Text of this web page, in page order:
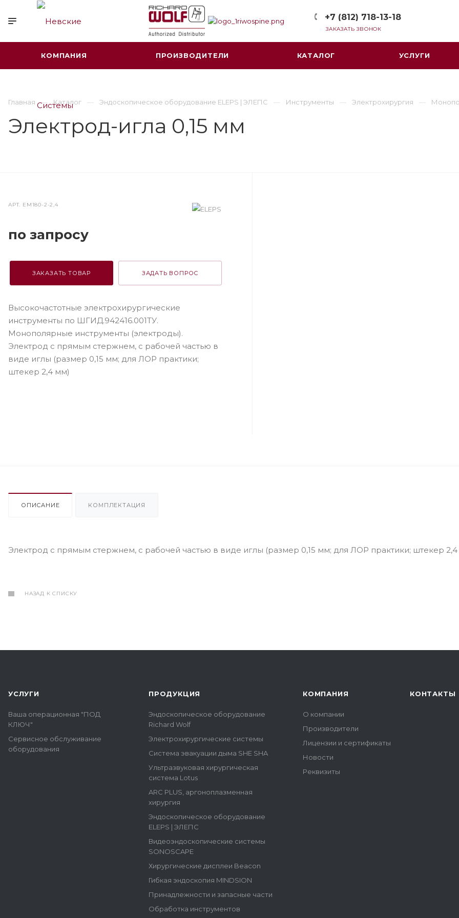
+7 (812) 718-13-18
ЗАКАЗАТЬ ЗВОНОК
КОМПАНИЯ ПРОИЗВОДИТЕЛИ КАТАЛОГ УСЛУГИ
Главная Каталог Эндоскопическое оборудование ELEPS | ЭЛЕПС Инструменты Электрохирургия
Электрод-игла 0,15 мм
АРТ. ЕМ180-2-2,4
по запросу
ЗАКАЗАТЬ ТОВАР ЗАДАТЬ ВОПРОС
Высокочастотные электрохирургические
инструменты по ШГИД.942416.001ТУ.
Монополярные инструменты (электроды).
Электрод c прямым стержнем, c рабочей частью в
виде иглы (размер 0,15 мм; для ЛОР практики;
штекер 2,4 мм)
ОПИСАНИЕ КОМПЛЕКТАЦИЯ
Электрод c прямым стержнем, c рабочей частью в виде иглы (размер 0,15 мм; для ЛОР практики; штекер
НАЗАД К СПИСКУ
УСЛУГИ
Ваша операционная "ПОД
КЛЮЧ"
Сервисное обслуживание
оборудования
ПРОДУКЦИЯ
Эндоскопическое оборудование
Richard Wolf
Электрохирургические системы
Система эвакуации дыма SHE SHA
Ультразвуковая хирургическая
система Lotus
ARC PLUS, аргоноплазменная
хирургия
Эндоскопическое оборудование
ELEPS | ЭЛЕПС
Видеоэндоскопические системы
SONOSCAPE
Хирургические дисплеи Beacon
Гибкая эндоскопия MINDSION
Принадлежности и запасные части
Обработка инструментов
КОМПАНИЯ
О компании
Производители
Лицензии и сертификаты
Новости
Реквизиты
КОНТАКТЫ